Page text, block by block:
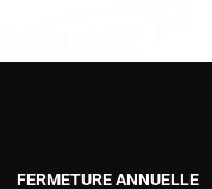
VERSOIRS
VERSOIRS
FERMETURE ANNUELLE